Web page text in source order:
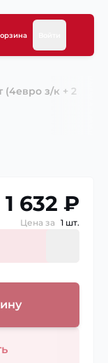
(4евро з/к + 2
1 632 ₽
Цена за 1 шт.